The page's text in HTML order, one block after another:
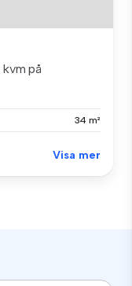
på
34 m²
Visa mer